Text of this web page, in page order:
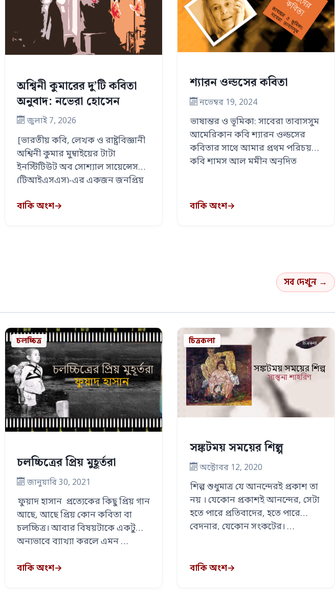
অশ্বিনী কুমারের দু’টি কবিতা
অনুবাদ: নভেরা হোসেন
জুলাই 7, 2026
[ভারতীয় কবি, লেখক ও রাষ্ট্রবিজ্ঞানী
অশ্বিনী কুমার মুম্বাইয়ের টাটা
ইনস্টিটিউট অব সোশ্যাল সায়েন্সেস
(টিআইএসএস)-এর একজন জনপ্রিয়
বাকি অংশ→
শ্যারন ওল্ডসের কবিতা
নভেম্বর 19, 2024
ভাষান্তর ও ভূমিকা: সাবেরা তাবাসসুম
আমেরিকান কবি শ্যারন ওল্ডসের
কবিতার সাথে আমার প্রথম পরিচয়
কবি শামস আল মমীন অনূদিত
বাকি অংশ→
সব দেখুন →
চলচ্চিত্র
চলচ্চিত্রের প্রিয় মুহূর্তরা
জানুয়ারি 30, 2021
ফুয়াদ হাসান প্রত্যেকের কিছু প্রিয় গান
আছে, আছে প্রিয় কোন কবিতা বা
চলচ্চিত্র। আবার বিষয়টাকে একটু
অন্যভাবে ব্যাখ্যা করলে এমন …
বাকি অংশ→
চিত্রকলা
সঙ্কটময় সময়ের শিল্প
অক্টোবর 12, 2020
শিল্প শুধুমাত্র যে আনন্দেরই প্রকাশ তা
নয় । যেকোন প্রকাশই আনন্দের, সেটা
হতে পারে প্রতিবাদের, হতে পারে
বেদনার, যেকোন সংকটের। …
বাকি অংশ→